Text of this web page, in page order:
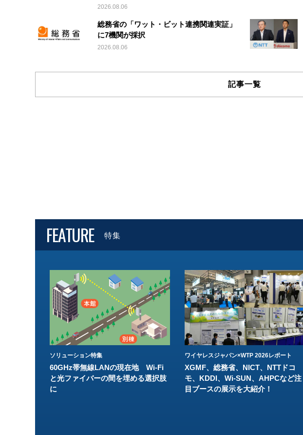
2026.08.06
総務省の「ワット・ビット連携関連実証」
に7機関が採択
2026.08.06
記事一覧
FEATURE 特集
ソリューション特集
60GHz帯無線LANの現在地 Wi-Fi
と光ファイバーの間を埋める選択肢
に
ワイヤレスジャパン×WTP 2026レポート
XGMF、総務省、NICT、NTTドコ
モ、KDDI、Wi-SUN、AHPCなど注
目ブースの展示を大紹介！